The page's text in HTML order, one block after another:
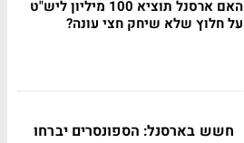
האם ארסנל תוציא 100 מיליון ליש"ט
על חלוץ שלא שיחק חצי עונה?
חשש בארסנל: הספונסרים יברחו